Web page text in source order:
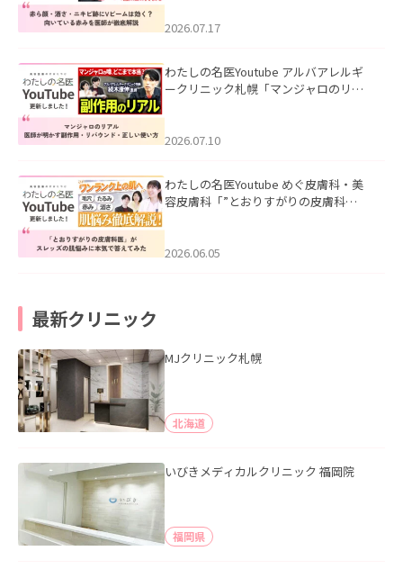
した。
2026.07.17
わたしの名医Youtube アルバアレルギ
ークリニック札幌「マンジャロのリア
た。
2026.07.10
わたしの名医Youtube めぐ皮膚科・美
容皮膚科「”とおりすがりの皮膚科
2026.06.05
最新クリニック
MJクリニック札幌
北海道
いびきメディカルクリニック 福岡院
福岡県